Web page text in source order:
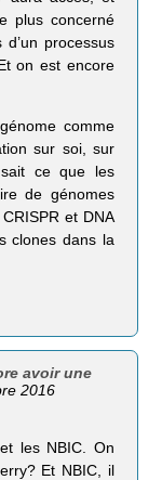
plus concerné
processus
on est encore
comme
sur soi, sur
ce que les
de génomes
et DNA
clones dans la
avoir une
2016
les NBIC. On
Et NBIC, il